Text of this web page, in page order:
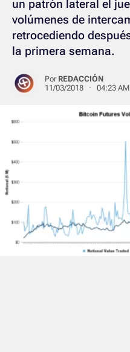
un patrón lateral el
volúmenes de
retrocediendo
la primera semana.
Por REDACCIÓN
11/03/2018 · 04:23 AM